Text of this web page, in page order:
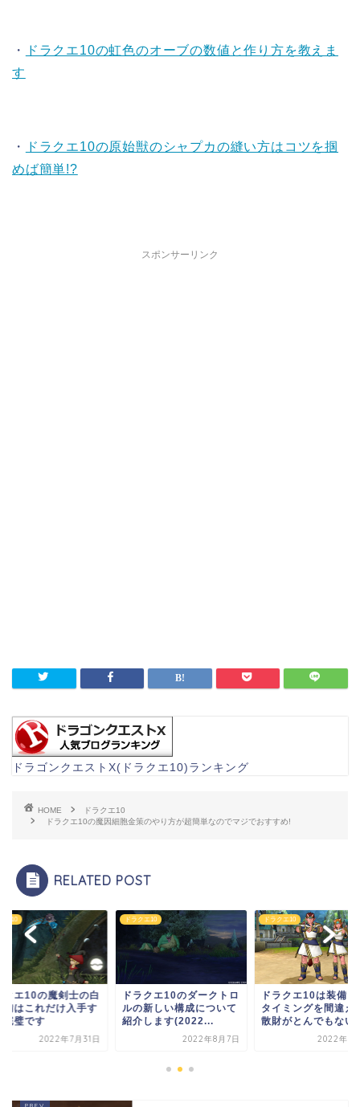
・
ドラクエ10の虹色のオーブの数値と作り方を教えま
す
・
ドラクエ10の原始獣のシャプカの縫い方はコツを掴
めば簡単!?
スポンサーリンク
ドラゴンクエストX(ドラクエ10)ランキング
HOME
ドラクエ10
ドラクエ10の魔因細胞金策のやり方が超簡単なのでマジでおすすめ!
RELATED POST
エ10
クエ10のダークトロ
新しい構成について
します(2022...
2022年8月7日
ドラクエ10
ドラクエ10は装備を買う
タイミングを間違えると
散財がとんでもない事...
2022年6月14日
ドラクエ10
ドラクエ10の魔剣士
箱装備はこれだけ入
れば完璧です
2022年7